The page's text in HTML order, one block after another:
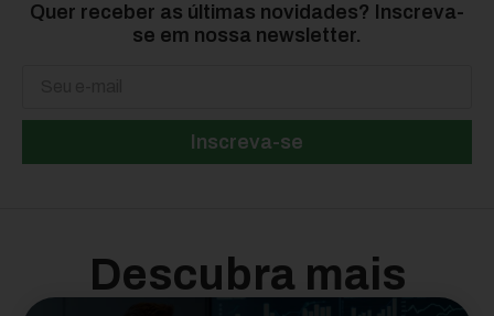
Quer receber as últimas novidades? Inscreva-
se em nossa newsletter.
Inscreva-se
Descubra mais